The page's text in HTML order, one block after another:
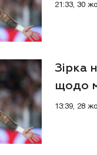
21:33, 30
Зірка
щодо
13:39, 28